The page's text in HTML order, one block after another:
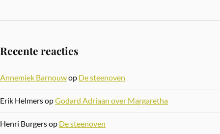
Recente reacties
Annemiek Barnouwop De steenoven
Erik HelmersopGodard Adriaan over Margaretha
Henri Burgersop De steenoven